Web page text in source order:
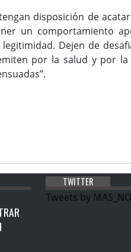
disposición de
un comportamiento
Dejen de
por la salud y por la
TWITTER
Tweets by